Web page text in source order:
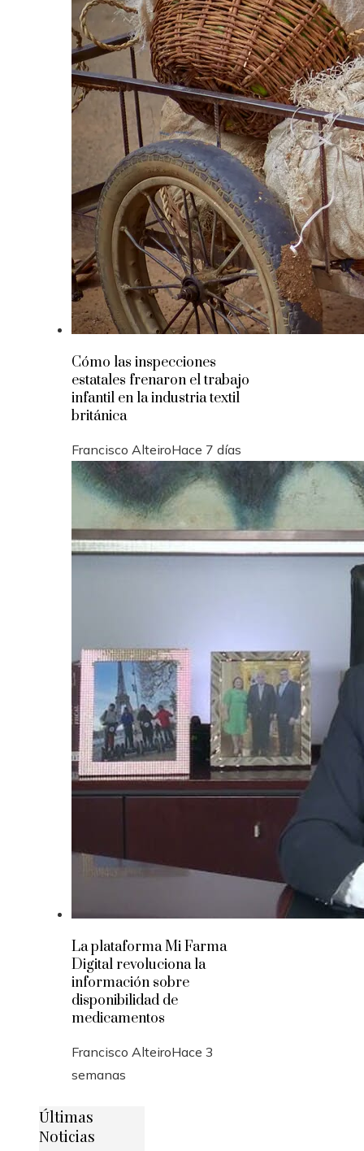
Cómo las inspecciones
estatales frenaron el trabajo
infantil en la industria textil
británica
Francisco AlteiroHace 7 días
La plataforma Mi Farma
Digital revoluciona la
información sobre
disponibilidad de
medicamentos
Francisco AlteiroHace 3
semanas
Últimas
Noticias